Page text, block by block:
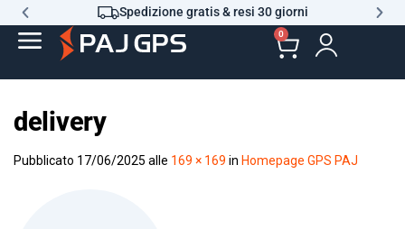
Spedizione gratis & resi 30 giorni
0
delivery
Pubblicato 17/06/2025 alle 169 × 169 in Homepage GPS PAJ